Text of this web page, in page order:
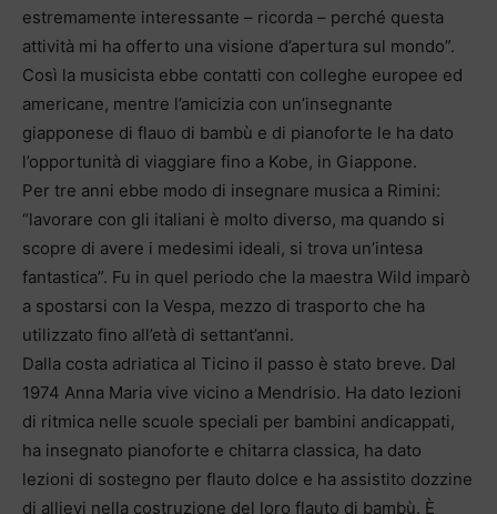
estremamente interessante – ricorda – perché questa
attività mi ha offerto una visione d’apertura sul mondo”.
Così la musicista ebbe contatti con colleghe europee ed
americane, mentre l’amicizia con un’insegnante
giapponese di flauo di bambù e di pianoforte le ha dato
l’opportunità di viaggiare fino a Kobe, in Giappone.
Per tre anni ebbe modo di insegnare musica a Rimini:
“lavorare con gli italiani è molto diverso, ma quando si
scopre di avere i medesimi ideali, si trova un’intesa
fantastica”. Fu in quel periodo che la maestra Wild imparò
a spostarsi con la Vespa, mezzo di trasporto che ha
utilizzato fino all’età di settant’anni.
Dalla costa adriatica al Ticino il passo è stato breve. Dal
1974 Anna Maria vive vicino a Mendrisio. Ha dato lezioni
di ritmica nelle scuole speciali per bambini andicappati,
ha insegnato pianoforte e chitarra classica, ha dato
lezioni di sostegno per flauto dolce e ha assistito dozzine
di allievi nella costruzione del loro flauto di bambù. È